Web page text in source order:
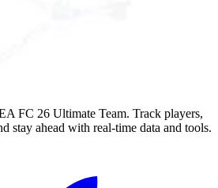
FC 26 Ultimate Team. Track players,
stay ahead with real-time data and tools.